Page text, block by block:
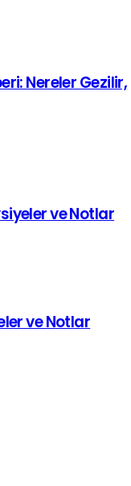
Nereler Gezilir,
ve Notlar
ve Notlar